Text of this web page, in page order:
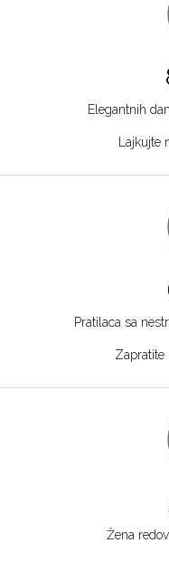
Elegantnih
Lajkujte
Pratilaca sa
Zapratite
Žena